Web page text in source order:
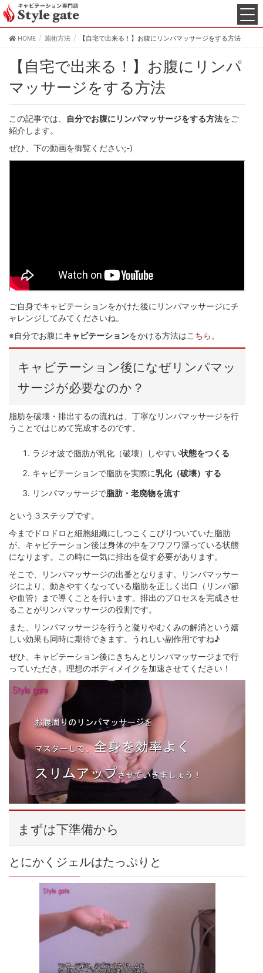
HOME 施術方法 【自宅で出来る！】お腹にリンパマッサージをする方法
【自宅で出来る！】お腹にリンパ
マッサージをする方法
この記事では、 自分でお腹にリンパマッサージをする方法をご
紹介します。
ぜひ、下の動画を御覧ください;-)
ご自身でキャビテーションをかけた後にリンパマッサージにチ
ャレンジしてみてくださいね。
※自分でお腹にキャビテーションをかける方法はこちら 。
キャビテーション後になぜリンパマッ
サージが必要なのか？
脂肪を破壊・排出するの流れは、丁寧なリンパマッサージを行
うことではじめて完成するのです。
ラジオ波で脂肪が乳化（破壊）しやすい状態をつくる
キャビテーションで脂肪を実際に乳化（破壊）する
リンパマッサージで脂肪・老廃物を流す
という３ステップです。
今までドロドロと細胞組織にしつこくこびりついていた脂肪
が、キャビテーション後は身体の中をフワフワ漂っている状態
になります。この時に一気に排出を促す必要があります。
そこで、リンパマッサージの出番となります。リンパマッサー
ジにより、動きやすくなっている脂肪を正しく出口（リンパ節
や血管）まで導くことを行います。排出のプロセスを完成させ
ることがリンパマッサージの役割です。
また、リンパマッサージを行うと凝りやむくみの解消という嬉
しい効果も同時に期待できます。うれしい副作用ですね♪
ぜひ、キャビテーション後にきちんとリンパマッサージまで行
っていただき。理想のボディメイクを加速させてください！
まずは下準備から
とにかくジェルはたっぷりと